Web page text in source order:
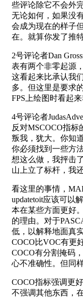
些评论除它不会外
无论如何，如果没
会成为现在的样子
在。就算你发了推
2号评论者Dan
表有两个非零起源
这看起来比承认我
多。但这里是要求
FPS上绘图时看起来
4号评论者
反对MSCOCO指标
叛我，犹大。你知
你必须找到一些方
想这么做，我抨击
山上立了标杆，我
看这里的事情，
updatetoit应该可以
本在某些方面更好
的理由。对于
低，以解释地面真
COCO比VOC有更
COCO有分割掩码
心不准确性。但同
COCO指标强调更
不强调其他东西，